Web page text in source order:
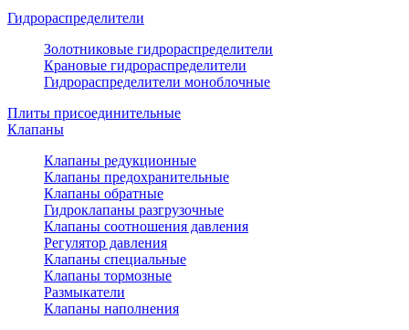
Гидрораспределители
Золотниковые гидрораспределители
Крановые гидрораспределители
Гидрораспределители моноблочные
Плиты присоединительные
Клапаны
Клапаны редукционные
Клапаны предохранительные
Клапаны обратные
Гидроклапаны разгрузочные
Клапаны соотношения давления
Регулятор давления
Клапаны специальные
Клапаны тормозные
Размыкатели
Клапаны наполнения